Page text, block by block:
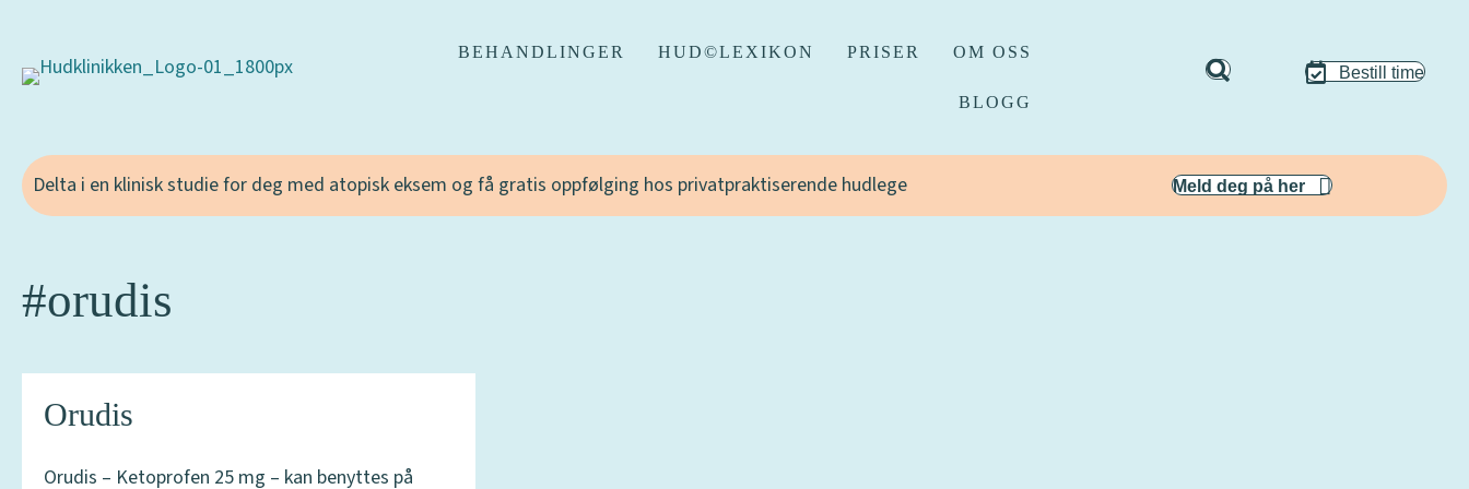
BEHANDLINGER HUD©LEXIKON PRISER OM OSS
BLOGG
Bestill time
Delta i en klinisk studie for deg med atopisk eksem og få gratis oppfølging hos privatpraktiserende hudlege Meld deg på her
#orudis
Orudis
Orudis – Ketoprofen 25 mg – kan benyttes på